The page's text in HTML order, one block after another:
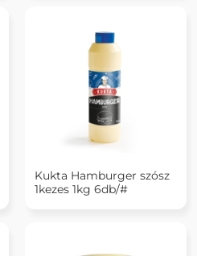
Kukta Hamburger szósz
1kezes 1kg 6db/#